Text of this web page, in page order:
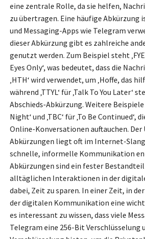
eine zentrale Rolle, da sie helfen,
zu übertragen. Eine häufige Abkürzung
und Messaging-Apps wie Telegram
dieser Abkürzung gibt es zahlreiche
genutzt werden. Zum Beispiel steht
Eyes Only‘, was bedeutet, dass die
‚HTH‘ wird verwendet, um ‚Hoffe, das
während ‚TTYL‘ für ‚Talk To You Later‘
Abschieds-Abkürzung. Weitere Beispiele
Night‘ und ‚TBC‘ für ‚To Be Continued‘,
Online-Konversationen auftauchen. Der
Abkürzungen liegt oft im Internet-
schnelle, informelle Kommunikation
Abkürzungen sind ein fester
alltäglichen Interaktionen in der
dabei, Zeit zu sparen. In einer Zeit, in
der digitalen Kommunikation eine
es interessant zu wissen, dass viele
Telegram eine 256-Bit Verschlüsselung